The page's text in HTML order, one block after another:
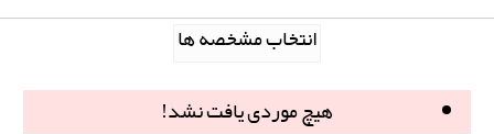
انتخاب مشخصه ها
هیچ موردی یافت نشد!